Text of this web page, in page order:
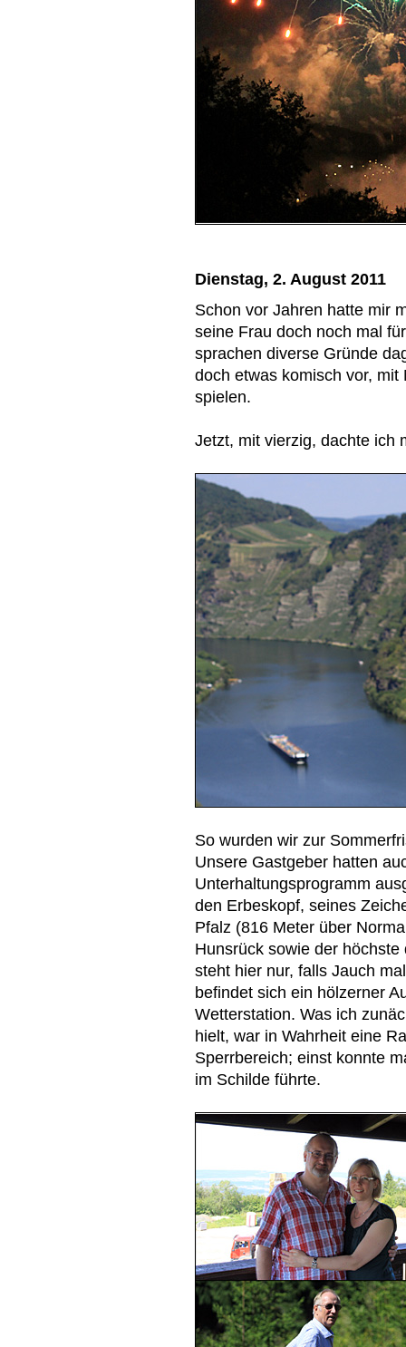
Dienstag, 2. August 2011
Schon vor Jahren hatte mir
seine Frau doch noch mal
sprachen diverse Gründe
doch etwas komisch vor,
spielen.
Jetzt, mit vierzig, dachte ich
So wurden wir zur
Unsere Gastgeber hatten
Unterhaltungsprogramm
den Erbeskopf, seines
Pfalz (816 Meter über
Hunsrück sowie der
steht hier nur, falls Jauch
befindet sich ein hölzerner
Wetterstation. Was ich
hielt, war in Wahrheit eine
Sperrbereich; einst konnte
im Schilde führte.